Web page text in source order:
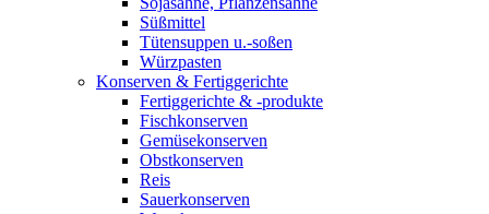
Süßmittel
Tütensuppen u.-soßen
Würzpasten
Konserven & Fertiggerichte
Fertiggerichte & -produkte
Fischkonserven
Gemüsekonserven
Obstkonserven
Reis
Sauerkonserven